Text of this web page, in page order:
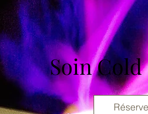
Soin Cold